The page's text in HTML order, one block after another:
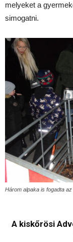
melyeket a
simogatni.
Három alpaka is fogadta
A kiskőrösi